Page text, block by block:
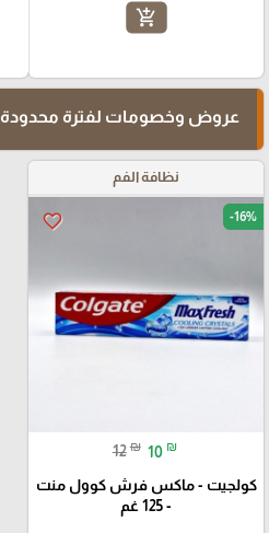
add_shopping_cart
عروض وخصومات لفترة محدودة
نظافة الفم
favorite_border -16%
12 ₪ 10 ₪
كولجيت - ماكس فرش كوول منت
- 125 غم